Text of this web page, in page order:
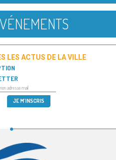
LES ACTUS DE LA VILLE